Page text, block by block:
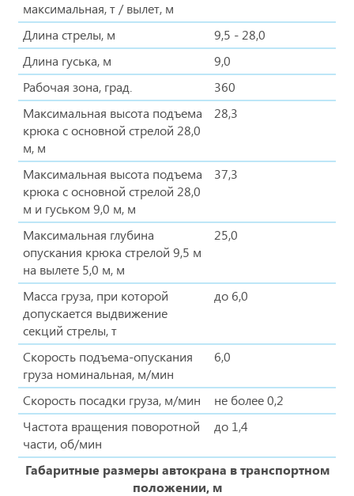
максимальная, т / вылет, м
Длина стрелы, м
9,5 - 28,0
Длина гуська, м
9,0
Рабочая зона, град.
360
Максимальная высота подъема
крюка с основной стрелой 28,0
м, м
28,3
Максимальная высота подъема
крюка с основной стрелой 28,0
м и гуськом 9,0 м, м
37,3
Максимальная глубина
опускания крюка стрелой 9,5 м
на вылете 5,0 м, м
25,0
Масса груза, при которой
допускается выдвижение
секций стрелы, т
до 6,0
Скорость подъема-опускания
груза номинальная, м/мин
6,0
Скорость посадки груза, м/мин
не более 0,2
Частота вращения поворотной
части, об/мин
до 1,4
Габаритные размеры автокрана в транспортном
положении, м